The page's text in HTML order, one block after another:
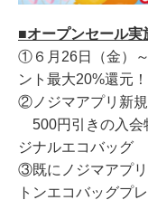
■オープンセール実
①６月26日（金）
ント最大20%還元！
②ノジマアプリ新規
500円引きの入会
ジナルエコバッグ
③既にノジマアプ
トンエコバッグプ